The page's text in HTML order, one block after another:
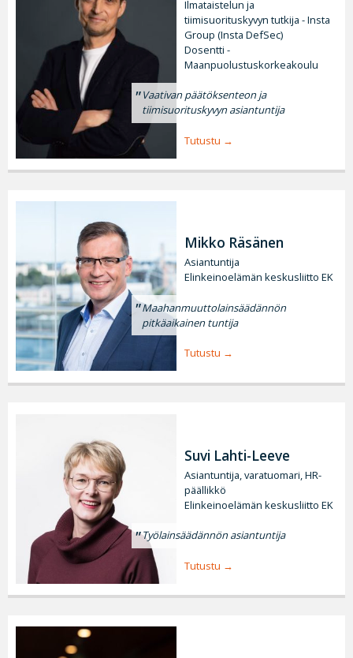
Ilmataistelun ja
tiimisuorituskyvyn tutkija - Insta
Group (Insta DefSec)
Dosentti -
Maanpuolustuskorkeakoulu
Vaativan päätöksenteon ja
tiimisuorituskyvyn asiantuntija
Tutustu
Mikko Räsänen
Asiantuntija
Elinkeinoelämän keskusliitto EK
Maahanmuuttolainsäädännön
pitkäaikainen tuntija
Tutustu
Suvi Lahti-Leeve
Asiantuntija, varatuomari, HR-
päällikkö
Elinkeinoelämän keskusliitto EK
Työlainsäädännön asiantuntija
Tutustu